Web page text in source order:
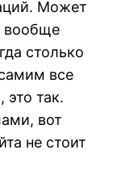
Может
вообще
столько
все
это так.
вот
не стоит